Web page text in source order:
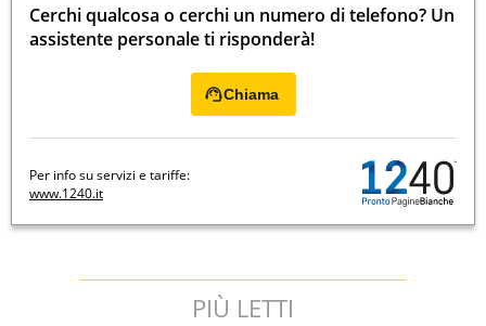
Cerchi qualcosa o cerchi un numero di telefono? Un
assistente personale ti risponderà!
Chiama
Per info su servizi e tariffe:
www.1240.it
PIÙ LETTI